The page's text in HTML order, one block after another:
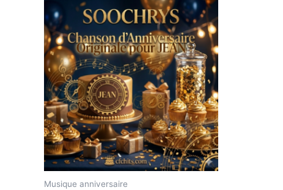
Musique anniversaire